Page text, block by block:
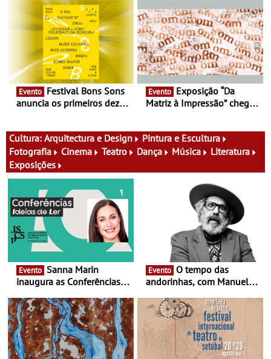
Documentário, ensaio
fílmico e práticas artísticas
percursos, oficinas,
atividades para toda a
família e muito mais
Evento
anuncia os primeiros dez
Evento
Matriz à Impressão” chega
nova exposição do Museu
do Oriente prova-o
Cultura: Arquitectura e Design
Pintura e Escultura
Fotografia
Cinema Teatro Dança Música
Literatura
Exposições
Evento
inaugura as Conferências
Antiga primeira-ministra da
Finlândia é a convidada da
primeira edição do novo
ciclo de debates dedicado
aos grandes temas do
Evento
andorinhas, com Manuel
Atum - Concerto
performance na MAAT
Gallery a 3 de Setembro,
19:30